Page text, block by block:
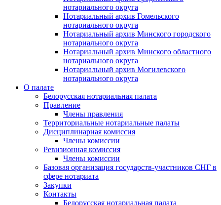
нотариального округа
Нотариальный архив Гомельского
нотариального округа
Нотариальный архив Минского городского
нотариального округа
Нотариальный архив Минского областного
нотариального округа
Нотариальный архив Могилевского
нотариального округа
О палате
Белорусская нотариальная палата
Правление
Члены правления
Территориальные нотариальные палаты
Дисциплинарная комиссия
Члены комиссии
Ревизионная комиссия
Члены комиссии
Базовая организация государств-участников СНГ в
сфере нотариата
Закупки
Контакты
Белорусская нотариальная палата